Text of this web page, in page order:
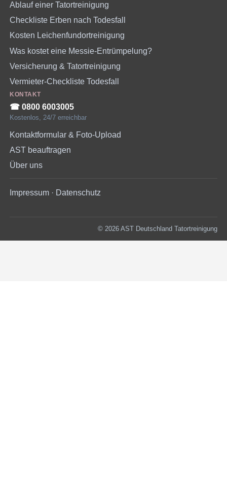
Ablauf einer Tatortreinigung
Checkliste Erben nach Todesfall
Kosten Leichenfundortreinigung
Was kostet eine Messie-Entrümpelung?
Versicherung & Tatortreinigung
Vermieter-Checkliste Todesfall
KONTAKT
☎︎ 0800 6003005
Kostenlos, 24/7 erreichbar
Kontaktformular & Foto-Upload
AST beauftragen
Über uns
Impressum · Datenschutz
© 2026 AST Deutschland Tatortreinigung